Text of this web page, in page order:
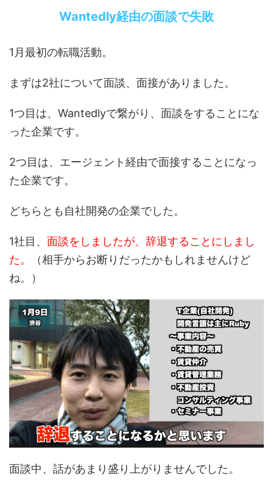
Wantedly経由の面談で失敗
1月最初の転職活動。
まずは2社について面談、面接がありました。
1つ目は、Wantedlyで繋がり、面談をすることにな
った企業です。
2つ目は、エージェント経由で面接することになっ
た企業です。
どちらとも自社開発の企業でした。
1社目、 面談をしましたが、辞退することにしまし
た。
（相手からお断りだったかもしれませんけど
ね。）
面談中、話があまり盛り上がりませんでした。